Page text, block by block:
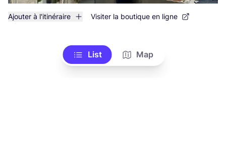
Ajouter à l'itinéraire Visiter la boutique en ligne
List Map